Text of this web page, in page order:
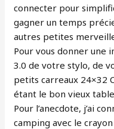
connecter pour
gagner un temps
autres petites
Pour vous donner une
3.0 de votre stylo, de
petits carreaux 24×32
étant le bon vieux
Pour l’anecdote, j’ai
camping avec le